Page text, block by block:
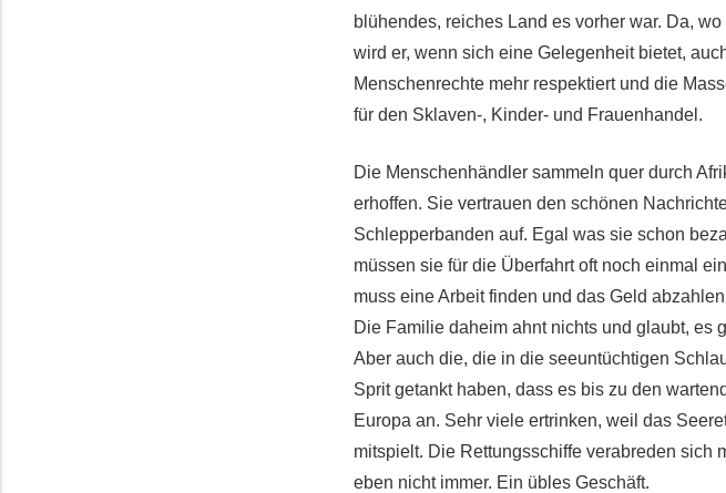
blühendes, reiches Land es vorher war. Da,
wird er, wenn sich eine Gelegenheit bietet,
Menschenrechte mehr respektiert und die
für den Sklaven-, Kinder- und Frauenhandel.
Die Menschenhändler sammeln quer durch
erhoffen. Sie vertrauen den schönen
Schlepperbanden auf. Egal was sie schon
müssen sie für die Überfahrt oft noch einmal
muss eine Arbeit finden und das Geld
Die Familie daheim ahnt nichts und glaubt, es
Aber auch die, die in die seeuntüchtigen
Sprit getankt haben, dass es bis zu den
Europa an. Sehr viele ertrinken, weil das
mitspielt. Die Rettungsschiffe verabreden sich
eben nicht immer. Ein übles Geschäft.